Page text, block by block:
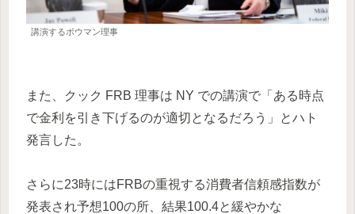
講演するボウマン理事
また、クック FRB 理事は NY での講演で「ある時点
で金利を引き下げるのが適切となるだろう」とハト
発言した。
さらに23時にはFRBの重視する消費者信頼感指数が
発表され予想100の所、結果100.4と緩やかな